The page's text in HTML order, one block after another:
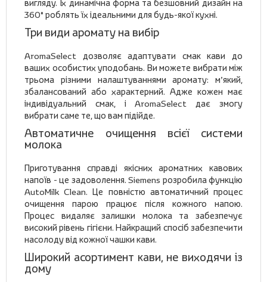
вигляду. Їх динамічна форма та безшовний дизайн на
360° роблять їх ідеальними для будь-якої кухні.
Три види аромату на вибір
AromaSelect дозволяє адаптувати смак кави до
ваших особистих уподобань. Ви можете вибрати між
трьома різними налаштуваннями аромату: м’який,
збалансований або характерний. Адже кожен має
індивідуальний смак, і AromaSelect дає змогу
вибрати саме те, що вам підійде.
Автоматичне очищення всієї системи
молока
Приготування справді якісних ароматних кавових
напоїв - це задоволення. Siemens розробила функцію
AutoMilk Clean. Це повністю автоматичний процес
очищення парою працює після кожного напою.
Процес видаляє залишки молока та забезпечує
високий рівень гігієни. Найкращий спосіб забезпечити
насолоду від кожної чашки кави.
Широкий асортимент кави, не виходячи із
дому